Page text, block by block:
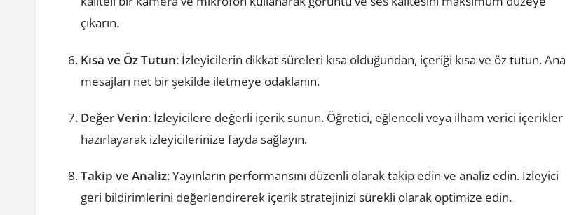
çıkarın.
Kısa ve Öz Tutun: İzleyicilerin dikkat süreleri kısa olduğundan, içeriği kısa ve öz tutun. Ana
mesajları net bir şekilde iletmeye odaklanın.
Değer Verin: İzleyicilere değerli içerik sunun. Öğretici, eğlenceli veya ilham verici içerikler
hazırlayarak izleyicilerinize fayda sağlayın.
Takip ve Analiz: Yayınların performansını düzenli olarak takip edin ve analiz edin. İzleyici
geri bildirimlerini değerlendirerek içerik stratejinizi sürekli olarak optimize edin.